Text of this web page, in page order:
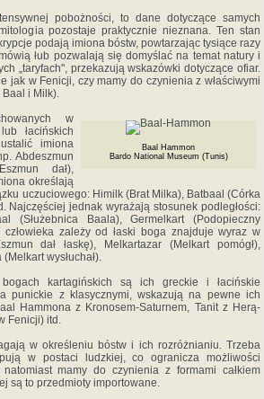
pobożności, to dane dotyczące samych
pozostaje praktycznie nieznana. Ten stan
podają imiona bóstw, powta­rzając tysiące razy
łub pozwalają się domyślać na temat natury i
„taryfach", przekazują wskazówki dotyczące ofiar.
jak w Fenicji, czy mamy do czynienia z właściwymi
Baal i Milk).
Baal Hammon
Bardo National Museum (Tunis)
w
łacińskich
imiona
Abdeszmun
dał),
określają
uczuciowego: Himilk (Brat Milka), Batbaal (Córka
Najczęściej jednak wyrażają stosunek podległości:
(Służebnica Baala), Germelkart (Pod­opieczny
zależy od łaski boga znajduje wyraz w
dał łaskę), Melkartazar (Melkart pomógł),
wysłuchał).
kartagińskich są ich greckie i łacińskie
punickie z klasycznymi, wskazują na pewne ich
Hammona z Kronosem-Saturnem, Tanit z Herą-
Fe­nicji) itd.
w określeniu bóstw i ich rozróżnianiu. Trzeba
w postaci ludzkiej, co ogranicza możliwości
mamy do czynienia z formami całkiem
są to przedmioty importowane.